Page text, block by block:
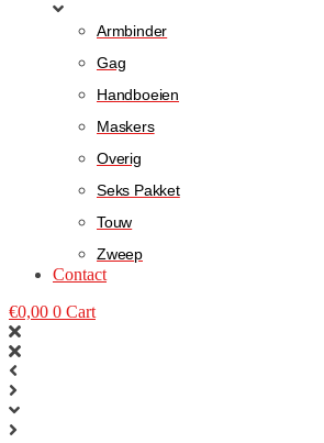
Armbinder
Gag
Handboeien
Maskers
Overig
Seks Pakket
Touw
Zweep
Contact
€0,00 0 Cart